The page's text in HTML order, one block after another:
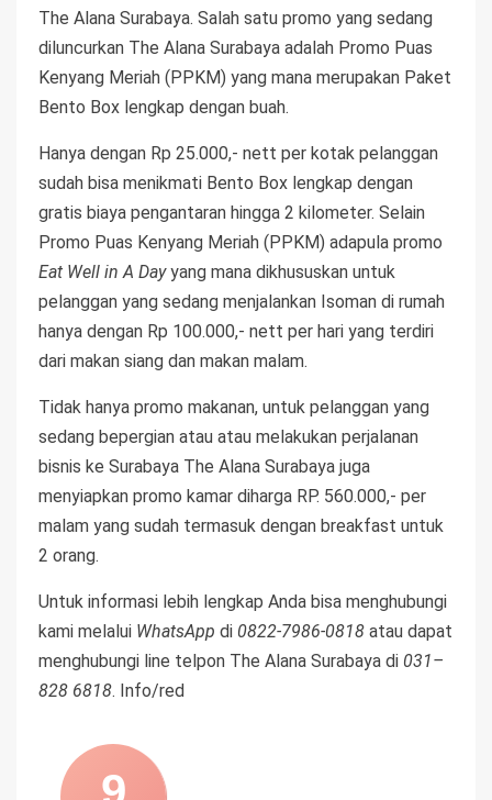
The Alana Surabaya. Salah satu promo yang sedang
diluncurkan The Alana Surabaya adalah Promo Puas
Kenyang Meriah (PPKM) yang mana merupakan Paket
Bento Box lengkap dengan buah.
Hanya dengan Rp 25.000,- nett per kotak pelanggan
sudah bisa menikmati Bento Box lengkap dengan
gratis biaya pengantaran hingga 2 kilometer. Selain
Promo Puas Kenyang Meriah (PPKM) adapula promo
Eat Well in A Dayyang mana dikhususkan untuk
pelanggan yang sedang menjalankan Isoman di rumah
hanya dengan Rp 100.000,- nett per hari yang terdiri
dari makan siang dan makan malam.
Tidak hanya promo makanan, untuk pelanggan yang
sedang bepergian atau atau melakukan perjalanan
bisnis ke Surabaya The Alana Surabaya juga
menyiapkan promo kamar diharga RP. 560.000,- per
malam yang sudah termasuk dengan breakfast untuk
2 orang.
Untuk informasi lebih lengkap Anda bisa menghubungi
kami melalui WhatsApp di 0822-7986-0818 atau dapat
menghubungi line telpon The Alana Surabaya di 031–
828 6818. Info/red